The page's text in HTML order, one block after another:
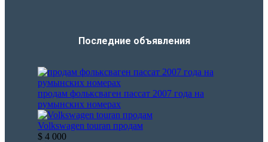
Последние объявления​
продам фольксваген пассат 2007 года на
румынских номерах
Volkswagen touran продам
$ 4 000